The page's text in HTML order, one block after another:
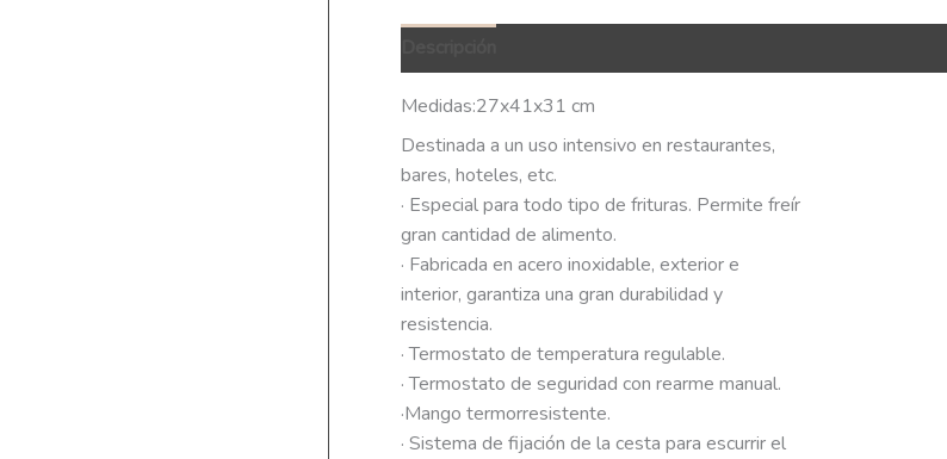
Medidas:27x41x31 cm
Destinada a un uso intensivo en restaurantes,
bares, hoteles, etc.
· Especial para todo tipo de frituras. Permite freír
gran cantidad de alimento.
· Fabricada en acero inoxidable, exterior e
interior, garantiza una gran durabilidad y
resistencia.
· Termostato de temperatura regulable.
· Termostato de seguridad con rearme manual.
·Mango termorresistente.
· Sistema de fijación de la cesta para escurrir el